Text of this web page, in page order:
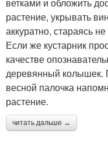
ветками и обложить
растение, укрывать
аккуратно, стараясь
Если же кустарник
качестве
деревянный колышек.
весной палочка
растение.
читать дальше →